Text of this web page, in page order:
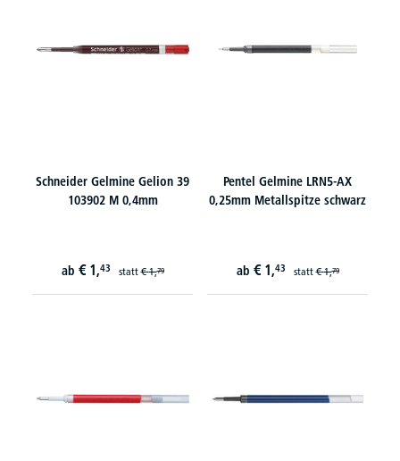
Schneider Gelmine Gelion 39
103902 M 0,4mm
ab € 1,43 statt€ 1,79
Pentel Gelmine LRN5-AX
0,25mm Metallspitze schwarz
ab € 1,43 statt€ 1,79